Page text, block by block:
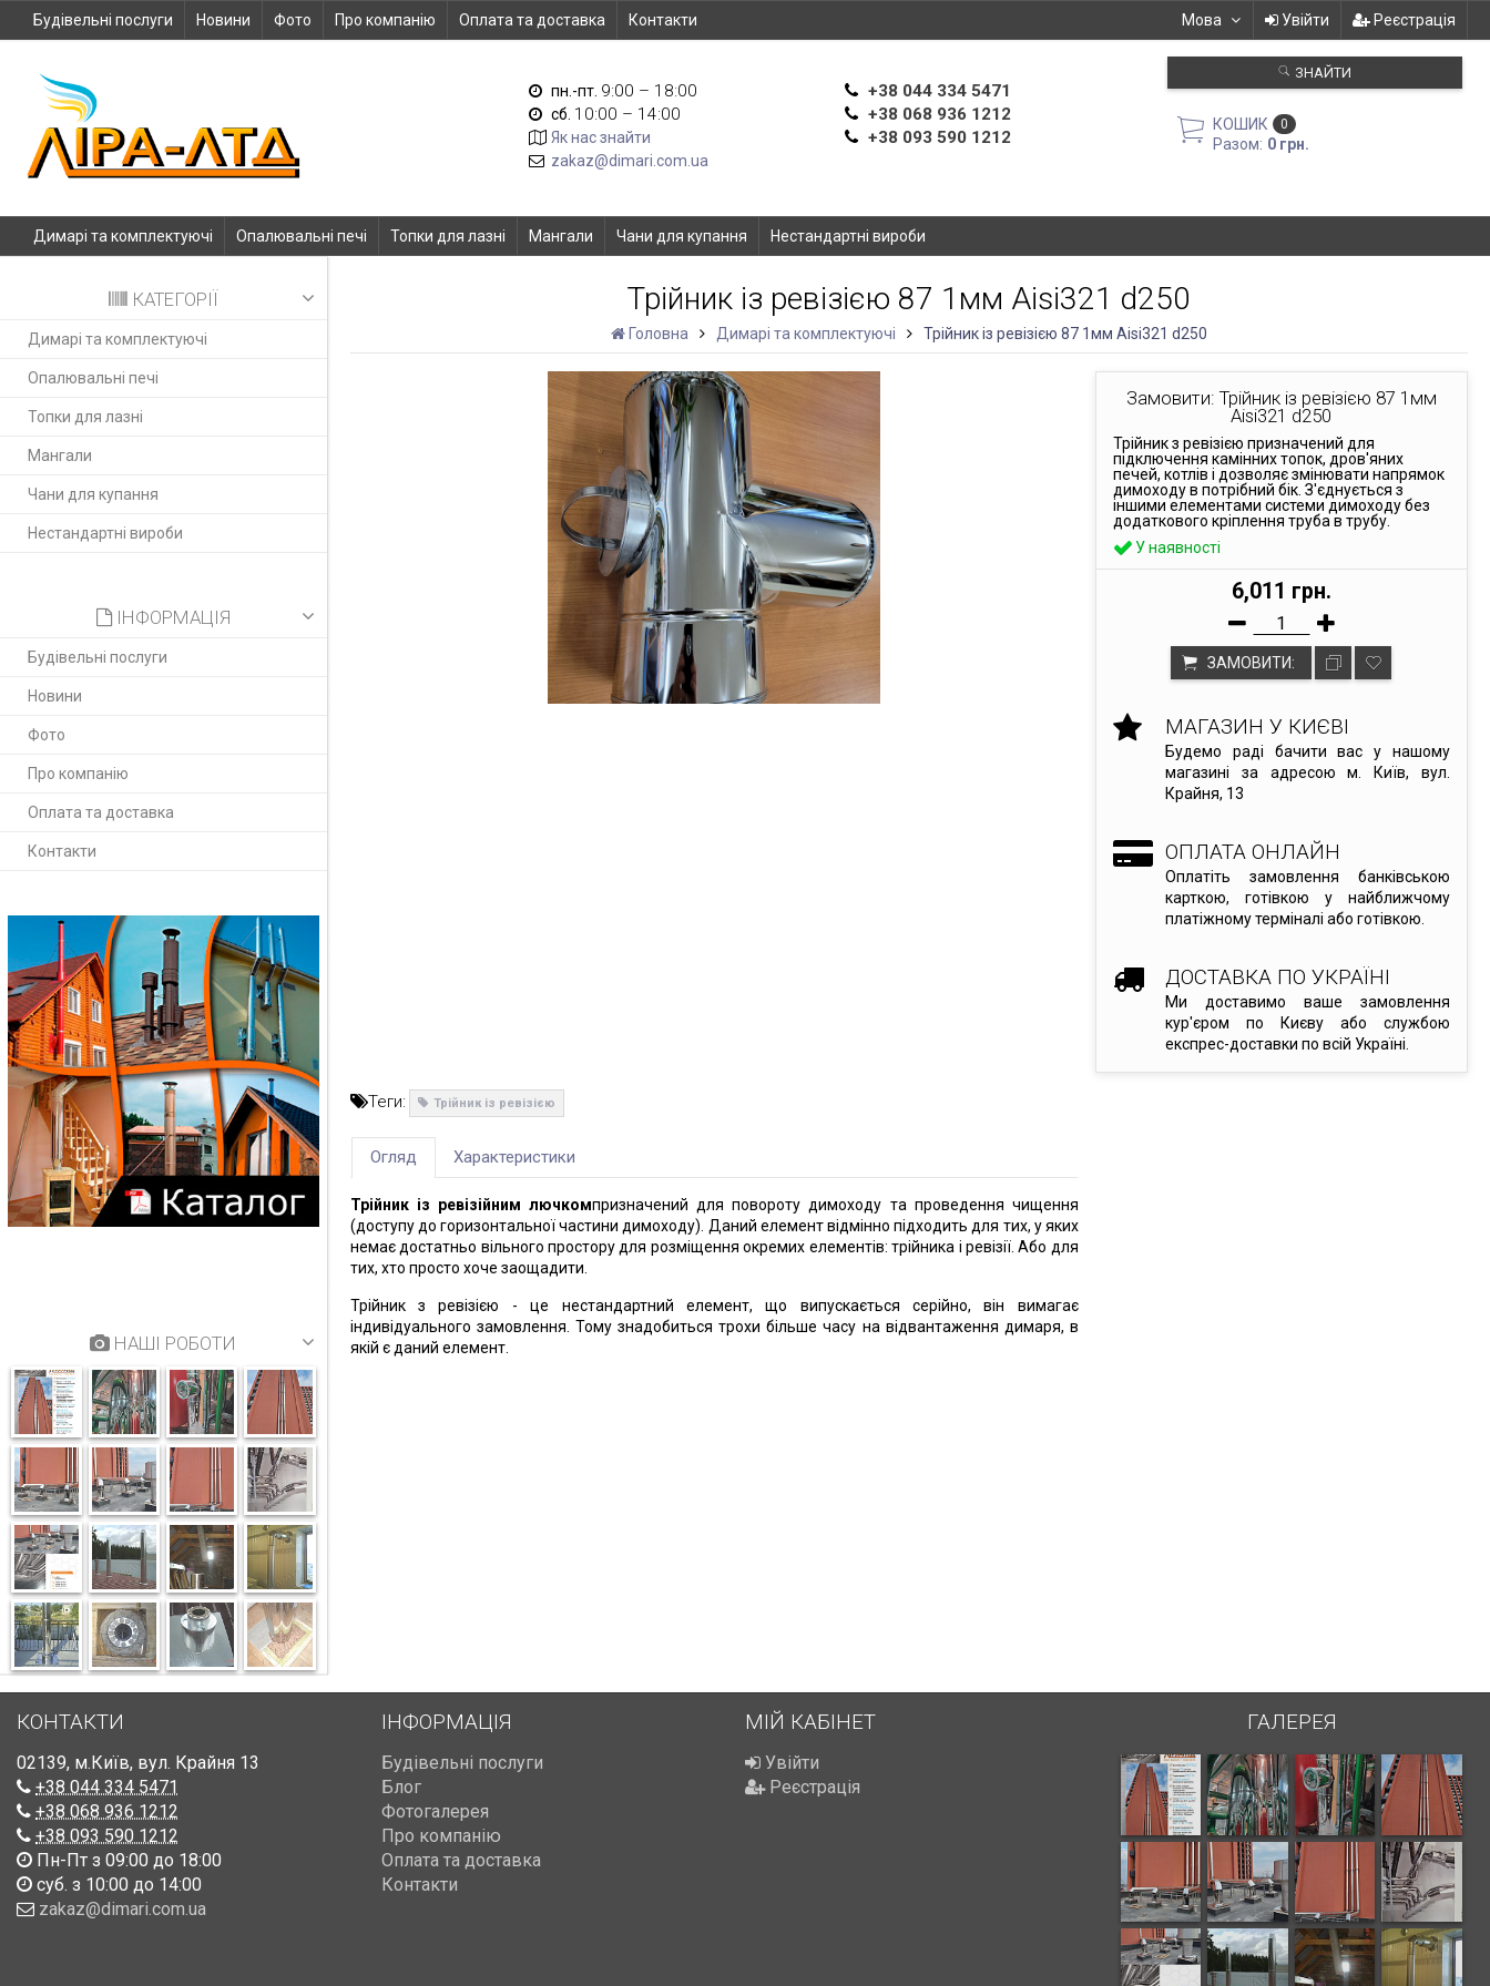
Будівельні послуги Новини Фото Про компанію Оплата та доставка Контакти Мова Увійти Реєстрація
пн.-пт. 9:00 – 18:00
сб. 10:00 – 14:00
Як нас знайти
zakaz@dimari.com.ua
+38 044 334 5471
+38 068 936 1212
+38 093 590 1212
ЗНАЙТИ
КОШИК 0
Разом: 0 грн.
Димарі та комплектуючі Опалювальні печі Топки для лазні Мангали Чани для купання Нестандартні вироби
КАТЕГОРІЇ
Димарі та комплектуючі
Опалювальні печі
Топки для лазні
Мангали
Чани для купання
Нестандартні вироби
ІНФОРМАЦІЯ
Будівельні послуги
Новини
Фото
Про компанію
Оплата та доставка
Контакти
НАШІ РОБОТИ
Трійник із ревізією 87 1мм Aisi321 d250
Головна Димарі та комплектуючі Трійник із ревізією 87 1мм Aisi321 d250
Замовити: Трійник із ревізією 87 1мм
Aisi321 d250
Трійник з ревізією призначений для
підключення камінних топок, дров'яних
печей, котлів і дозволяє змінювати напрямок
димоходу в потрібний бік. З'єднується з
іншими елементами системи димоходу без
додаткового кріплення труба в трубу.
У наявності
6,011 грн.
ЗАМОВИТИ:
МАГАЗИН У КИЄВІ
Будемо раді бачити вас у нашому
магазині за адресою м. Київ, вул.
Крайня, 13
ОПЛАТА ОНЛАЙН
Оплатіть замовлення банківською
карткою, готівкою у найближчому
платіжному терміналі або готівкою.
ДОСТАВКА ПО УКРАЇНІ
Ми доставимо ваше замовлення
кур'єром по Києву або службою
експрес-доставки по всій Україні.
Теги: Трійник із ревізією
Огляд Характеристики
Трійник із ревізійним лючкомпризначений для повороту димоходу та проведення чищення
(доступу до горизонтальної частини димоходу). Даний елемент відмінно підходить для тих, у яких
немає достатньо вільного простору для розміщення окремих елементів: трійника і ревізії. Або для
тих, хто просто хоче заощадити.
Трійник з ревізією - це нестандартний елемент, що випускається серійно, він вимагає
індивідуального замовлення. Тому знадобиться трохи більше часу на відвантаження димаря, в
якій є даний елемент.
КОНТАКТИ
02139, м.Київ, вул. Крайня 13
+38 044 334 5471
+38 068 936 1212
+38 093 590 1212
Пн-Пт з 09:00 до 18:00
суб. з 10:00 до 14:00
zakaz@dimari.com.ua
ІНФОРМАЦІЯ
Будівельні послуги
Блог
Фотогалерея
Про компанію
Оплата та доставка
Контакти
МІЙ КАБІНЕТ
Увійти
Реєстрація
ГАЛЕРЕЯ